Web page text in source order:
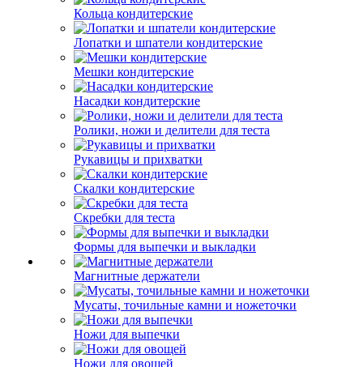
Кольца кондитерские
Лопатки и шпатели кондитерские
Мешки кондитерские
Насадки кондитерские
Ролики, ножи и делители для теста
Рукавицы и прихватки
Скалки кондитерские
Скребки для теста
Формы для выпечки и выкладки
Магнитные держатели
Мусаты, точильные камни и ножеточки
Ножи для выпечки
Ножи для овощей